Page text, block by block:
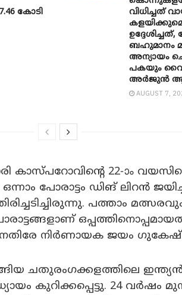
കോടി
വിധിച്ചത്
ബഹുമാനം
അന്യായം
പകയും
അർജുൻ
AUGUST 7,
22-ാം
പോരാട്ടം ഡിങ് ലിറൻ
പത്താം
ഒപ്പത്തിനൊപ്പമായത്.
നിർണായക ജയം ഗുകേഷ്
ചതുരംഗക്കളത്തിലെ
കുറിക്കപ്പെട്ടു. 24 വർഷം